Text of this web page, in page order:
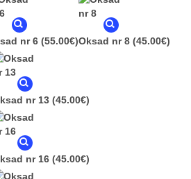
nr 6 (55.00€)Oksad nr 8 (45.00€)
nr 13 (45.00€)
nr 16 (45.00€)